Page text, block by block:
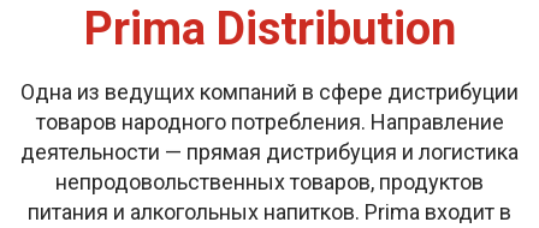
Prima Distribution
Одна из ведущих компаний в сфере дистрибуции
товаров народного потребления. Направление
деятельности — прямая дистрибуция и логистика
непродовольственных товаров, продуктов
питания и алкогольных напитков. Prima входит в